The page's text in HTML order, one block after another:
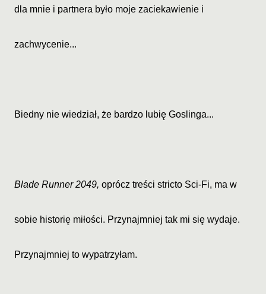
dla mnie i partnera było moje zaciekawienie i
zachwycenie...
Biedny nie wiedział, że bardzo lubię Goslinga...
Blade Runner 2049, oprócz treści stricto Sci-Fi, ma w
sobie historię miłości. Przynajmniej tak mi się wydaje.
Przynajmniej to wypatrzyłam.